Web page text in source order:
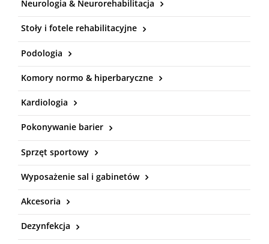
Neurologia & Neurorehabilitacja
Stoły i fotele rehabilitacyjne
Podologia
Komory normo & hiperbaryczne
Kardiologia
Pokonywanie barier
Sprzęt sportowy
Wyposażenie sal i gabinetów
Akcesoria
Dezynfekcja